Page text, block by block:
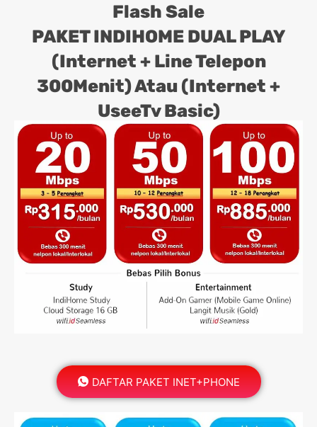
Flash Sale
PAKET INDIHOME DUAL PLAY
(Internet + Line Telepon
300Menit) Atau (Internet +
UseeTv Basic)
DAFTAR PAKET INET+PHONE